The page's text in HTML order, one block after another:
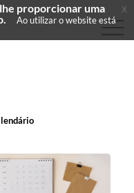
proporcionar uma
Ao utilizar o website está
x